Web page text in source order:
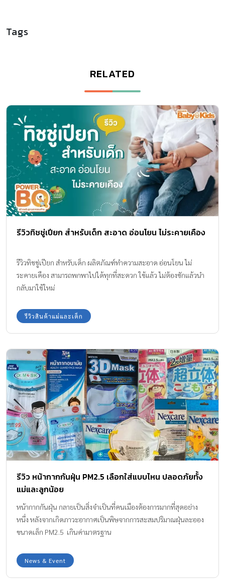
Tags
RELATED
รีวิวทิชชู่เปียก สำหรับเด็ก สะอาด อ่อนโยน ไม่ระคายเคือง
รีวิวทิชชู่เปียก สำหรับเด็ก ผลิตภัณฑ์ทำความสะอาด อ่อนโยน ไม่
ระคายเคือง สามารถพกพาไปได้ทุกที่สะดวก ใช้แล้ว ไม่ต้องซักแล้วนำ
กลับมาใช้ใหม่
รีวิวสินค้าแม่และเด็ก
รีวิว หน้ากากกันฝุ่น PM2.5 เลือกใส่แบบไหน ปลอดภัยทั้ง
แม่และลูกน้อย
หน้ากากกันฝุ่น กลายเป็นสิ่งจำเป็นที่คนเมืองต้องการมากที่สุดอย่าง
หนึ่ง หลังจากเกิดภาวะอากาศเป็นพิษจากการสะสมปริมาณฝุ่นละออง
ขนาดเล็ก PM2.5 เกินค่ามาตรฐาน
News & Event